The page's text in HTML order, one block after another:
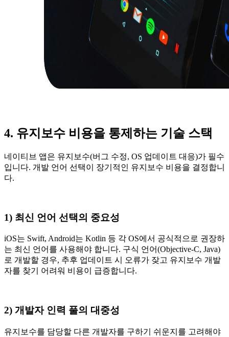
4. 유지보수 비용을 통제하는 기술 스택
네이티브 앱은 유지보수(버그 수정, OS 업데이트 대응)가 필수
입니다. 개발 언어 선택이 장기적인 유지보수 비용을 결정합니
다.
1) 최신 언어 선택의 중요성
iOS는 Swift, Android는 Kotlin 등 각 OS에서 공식적으로 권장하
는 최신 언어를 사용해야 합니다. 구식 언어(Objective-C, Java)
로 개발할 경우, 추후 업데이트 시 오류가 잦고 유지보수 개발
자를 찾기 어려워 비용이 급증합니다.
2) 개발자 인력 풀의 대중성
유지보수를 담당할 다른 개발자를 구하기 쉬운지를 고려해야